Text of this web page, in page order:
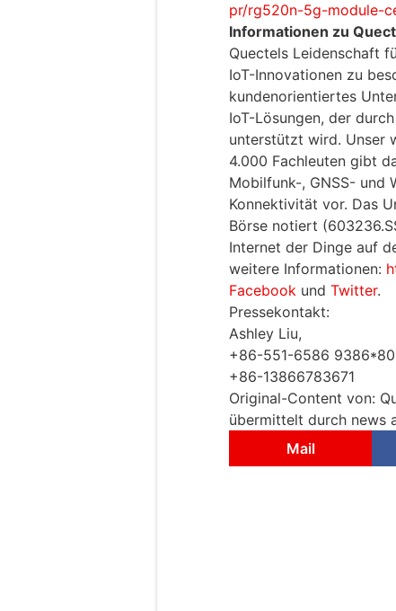
pr/rg520n-5g-module-
Informationen zu
Quectels Leidenschaft
IoT-Innovationen zu
kundenorientiertes
IoT-Lösungen, der
unterstützt wird. Unser
4.000 Fachleuten gibt
Mobilfunk-, GNSS- und
Konnektivität vor. Das
Börse notiert
Internet der Dinge auf
weitere Informationen:
Facebook und Twitter.
Pressekontakt:
Ashley Liu,
+86-551-6586
+86-13866783671
Original-Content von:
übermittelt durch news
Mail